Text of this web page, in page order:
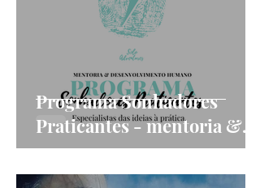
Programa Sonhadores
Praticantes - mentoria &
desenvolvimento humano |
lança o teu projeto de vida!